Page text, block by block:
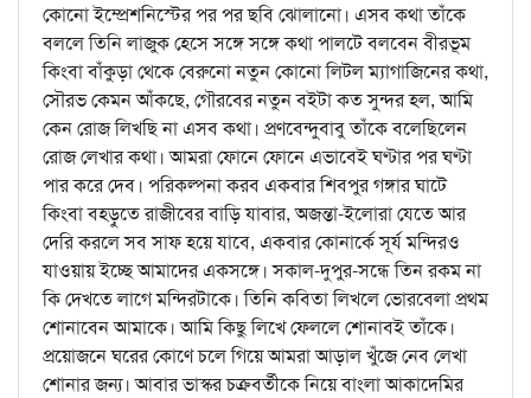
কোনো ইম্প্রেশনিস্টের পর পর ছবি ঝোলানো। এসব কথা তাঁকে
বললে তিনি লাজুক হেসে সঙ্গে সঙ্গে কথা পালটে বলবেন বীরভূম
কিংবা বাঁকুড়া থেকে বেরুনো নতুন কোনো লিটল ম্যাগাজিনের কথা,
সৌরভ কেমন আঁকছে, গৌরবের নতুন বইটা কত সুন্দর হল, আমি
কেন রোজ লিখছি না এসব কথা। প্রণবেন্দুবাবু তাঁকে বলেছিলেন
রোজ লেখার কথা। আমরা ফোনে ফোনে এভাবেই ঘণ্টার পর ঘণ্টা
পার করে দেব। পরিকল্পনা করব একবার শিবপুর গঙ্গার ঘাটে
কিংবা বহড়ুতে রাজীবের বাড়ি যাবার, অজন্তা-ইলোরা যেতে আর
দেরি করলে সব সাফ হয়ে যাবে, একবার কোনার্কে সূর্য মন্দিরও
যাওয়ায় ইচ্ছে আমাদের একসঙ্গে। সকাল-দুপুর-সন্ধে তিন রকম না
কি দেখতে লাগে মন্দিরটাকে। তিনি কবিতা লিখলে ভোরবেলা প্রথম
শোনাবেন আমাকে। আমি কিছু লিখে ফেললে শোনাবই তাঁকে।
প্রয়োজনে ঘরের কোণে চলে গিয়ে আমরা আড়াল খুঁজে নেব লেখা
শোনার জন্য। আবার ভাস্কর চক্রবর্তীকে নিয়ে বাংলা আকাদেমির